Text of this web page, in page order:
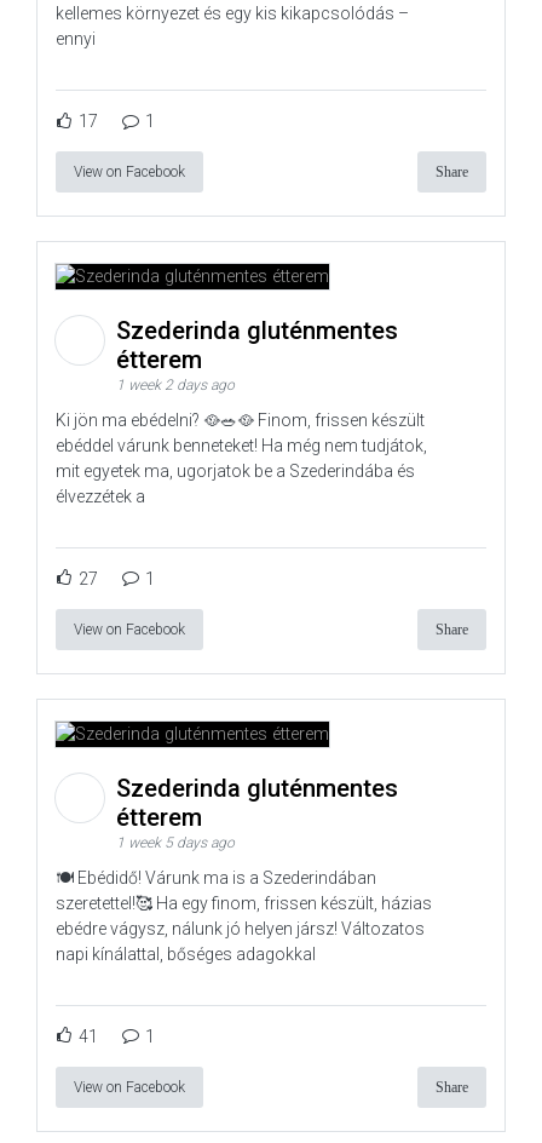
kellemes környezet és egy kis kikapcsolódás –
ennyi
17 1
View on Facebook Share
Szederinda gluténmentes
étterem
1 week 2 days ago
Ki jön ma ebédelni? 🥘🥗🥘 Finom, frissen készült
ebéddel várunk benneteket! Ha még nem tudjátok,
mit egyetek ma, ugorjatok be a Szederindába és
élvezzétek a
27 1
View on Facebook Share
Szederinda gluténmentes
étterem
1 week 5 days ago
🍽️ Ebédidő! Várunk ma is a Szederindában
szeretettel!🥰 Ha egy finom, frissen készült, házias
ebédre vágysz, nálunk jó helyen jársz! Változatos
napi kínálattal, bőséges adagokkal
41 1
View on Facebook Share